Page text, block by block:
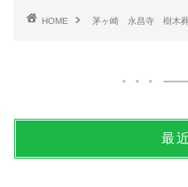
HOME 茅ヶ崎 永昌寺 樹木
最